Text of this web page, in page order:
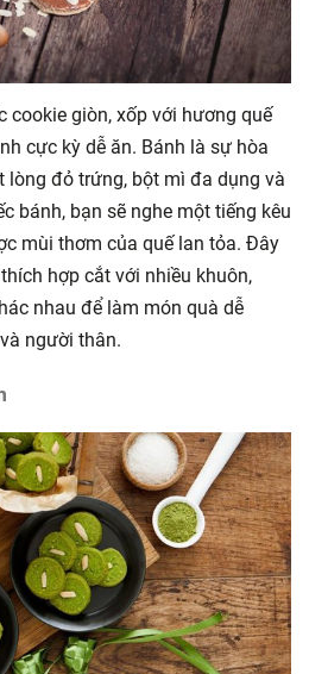
cookie giòn, xốp với hương quế
cực kỳ dễ ăn. Bánh là sự hòa
lòng đỏ trứng, bột mì đa dụng và
bánh, bạn sẽ nghe một tiếng kêu
mùi thơm của quế lan tỏa. Đây
hợp cắt với nhiều khuôn,
nhau để làm món quà dễ
người thân.